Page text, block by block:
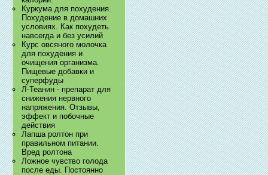
Куркума для похудения.
Похудение в домашних
условиях. Как похудеть
навсегда и без усилий
Курс овсяного молочка
для похудения и
очищения организма.
Пищевые добавки и
суперфуды
Л-Теанин - препарат для
снижения нервного
напряжения. Отзывы,
эффект и побочные
действия
Лапша ролтон при
правильном питании.
Вред ролтона
Ложное чувство голода
после еды. Постоянно